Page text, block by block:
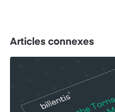
Articles connexes